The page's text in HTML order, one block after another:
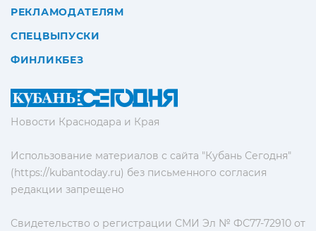
Новости Краснодара и Края
Использование материалов с сайта "Кубань Сегодня"
(https://kubantoday.ru) без письменного согласия
редакции запрещено
Свидетельство о регистрации СМИ Эл № ФС77-72910 от
РЕКЛАМОДАТЕЛЯМ
СПЕЦВЫПУСКИ
ФИНЛИКБЕЗ